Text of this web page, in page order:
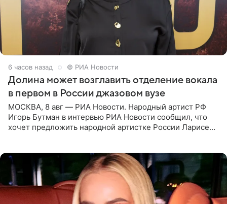
6 часов назад © РИА Новости
Долина может возглавить отделение вокала
в первом в России джазовом вузе
МОСКВА, 8 авг — РИА Новости. Народный артист РФ
Игорь Бутман в интервью РИА Новости сообщил, что
хочет предложить народной артистке России Ларисе